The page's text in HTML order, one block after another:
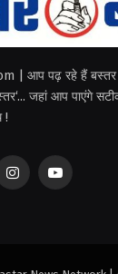
| आप पढ़ रहे हैं बस्तर
जहां आप पाएंगे
!
InstagramYouTube